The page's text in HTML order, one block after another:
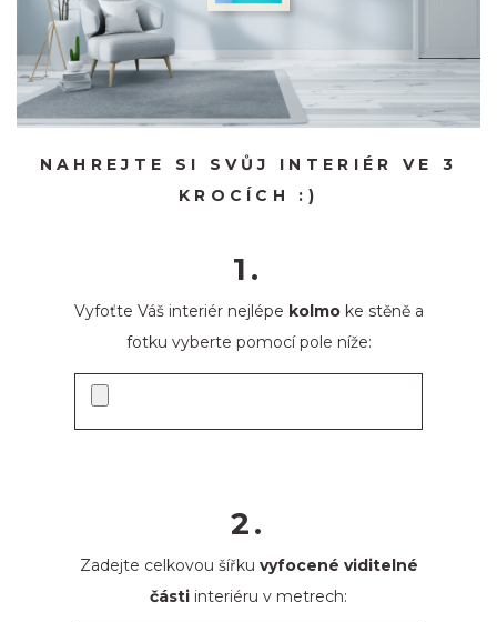
NAHREJTE SI SVŮJ INTERIÉR VE 3
KROCÍCH :)
1.
Vyfoťte Váš interiér nejlépe kolmoke stěně a
fotku vyberte pomocí pole níže:
2.
Zadejte celkovou šířku vyfocené viditelné
části interiéru v metrech: